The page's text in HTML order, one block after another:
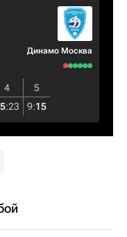
Динамо Москва
4
5
:23 9:15